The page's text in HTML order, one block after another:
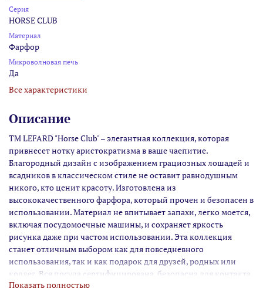
Серия
HORSE CLUB
Материал
Фарфор
Микроволновая печь
Да
Все характеристики
Описание
TM LEFARD "Horse Club" – элегантная коллекция, которая
привнесет нотку аристократизма в ваше чаепитие.
Благородный дизайн с изображением грациозных лошадей и
всадников в классическом стиле не оставит равнодушным
никого, кто ценит красоту. Изготовлена из
высококачественного фарфора, который прочен и безопасен в
использовании. Материал не впитывает запахи, легко моется,
включая посудомоечные машины, и сохраняет яркость
рисунка даже при частом использовании. Эта коллекция
станет отличным выбором как для повседневного
использования, так и как подарок для друзей, родных или
коллег. Вся посуда сертифицирована, безопасна для контакта
с пищевыми продуктами, может использоваться в
Показать полностью